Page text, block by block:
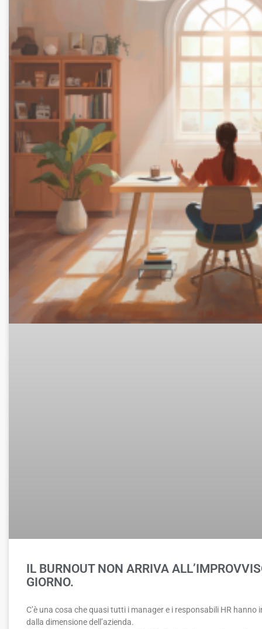
IL BURNOUT NON ARRIVA
GIORNO.
C’è una cosa che quasi tutti i manager e i responsabili HR
dalla dimensione dell’azienda.